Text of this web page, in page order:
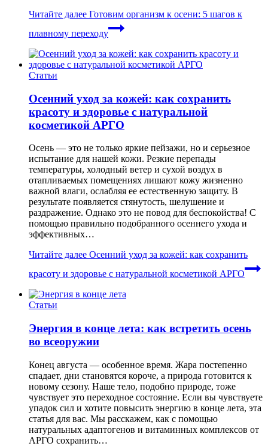
Читайте далее Готовим организм к осени: 5 шагов к
плавному переходу
Статьи
Осенний уход за кожей: как сохранить
красоту и здоровье с натуральной
косметикой АРГО
Осень — это не только яркие пейзажи, но и серьезное
испытание для нашей кожи. Резкие перепады
температуры, холодный ветер и сухой воздух в
отапливаемых помещениях лишают кожу жизненно
важной влаги, ослабляя ее естественную защиту. В
результате появляется стянутость, шелушение и
раздражение. Однако это не повод для беспокойства! С
помощью правильно подобранного осеннего ухода и
эффективных…
Читайте далее Осенний уход за кожей: как сохранить
красоту и здоровье с натуральной косметикой АРГО
Статьи
Энергия в конце лета: как встретить осень
во всеоружии
Конец августа — особенное время. Жара постепенно
спадает, дни становятся короче, а природа готовится к
новому сезону. Наше тело, подобно природе, тоже
чувствует это переходное состояние. Если вы чувствуете
упадок сил и хотите повысить энергию в конце лета, эта
статья для вас. Мы расскажем, как с помощью
натуральных адаптогенов и витаминных комплексов от
АРГО сохранить…